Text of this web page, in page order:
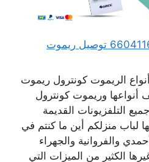
توصيل ريموت للمنزل 66041166 توصيل ريموت
الريموت كونترول ريموت
أنواعها وريموت كونترول
التلفزيونات القديمة
لباب منزلكم أين ما كنتم في
والفروانية والجهراء
الكثير من الميزات التي